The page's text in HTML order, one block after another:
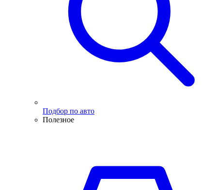
Подбор по авто
Полезное